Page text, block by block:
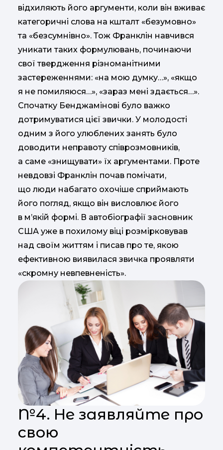
відхиляють його аргументи, коли він вживає
категоричні слова на кшталт «безумовно»
та «безсумнівно». Тож Франклін навчився
уникати таких формулювань, починаючи
свої твердження різноманітними
застереженнями: «на мою думку…», «якщо
я не помиляюся…», «зараз мені здається…».
Спочатку Бенджамінові було важко
дотримуватися цієї звички. У молодості
одним з його улюблених занять було
доводити неправоту співрозмовників,
а саме «знищувати» їх аргументами. Проте
невдовзі Франклін почав помічати,
що люди набагато охочіше сприймають
його погляд, якщо він висловлює його
в м’якій формі. В автобіографії засновник
США уже в похилому віці розмірковував
над своїм життям і писав про те, якою
ефективною виявилася звичка проявляти
«скромну невпевненість».
№4. Не заявляйте про
свою